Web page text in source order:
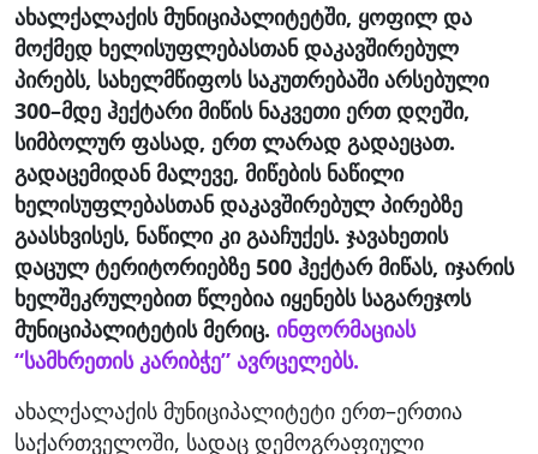
ახალქალაქის მუნიციპალიტეტში, ყოფილ და
მოქმედ ხელისუფლებასთან დაკავშირებულ
პირებს, სახელმწიფოს საკუთრებაში არსებული
300–მდე ჰექტარი მიწის ნაკვეთი ერთ დღეში,
სიმბოლურ ფასად, ერთ ლარად გადაეცათ.
გადაცემიდან მალევე, მიწების ნაწილი
ხელისუფლებასთან დაკავშირებულ პირებზე
გაასხვისეს, ნაწილი კი გააჩუქეს. ჯავახეთის
დაცულ ტერიტორიებზე 500 ჰექტარ მიწას, იჯარის
ხელშეკრულებით წლებია იყენებს საგარეჯოს
მუნიციპალიტეტის მერიც. ინფორმაციას
“სამხრეთის კარიბჭე” ავრცელებს.
ახალქალაქის მუნიციპალიტეტი ერთ–ერთია
საქართველოში, სადაც დემოგრაფიული